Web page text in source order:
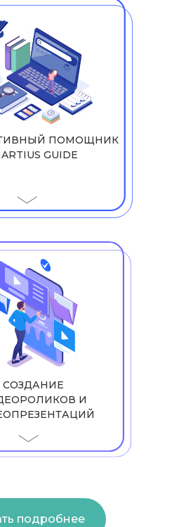
ПОМОЩНИК
GUIDE
СОЗДАНИЕ
И
подробнее